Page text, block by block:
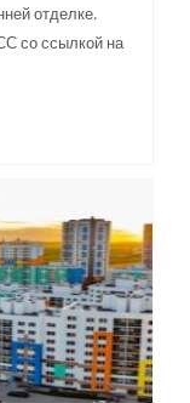
отделке.
со ссылкой на